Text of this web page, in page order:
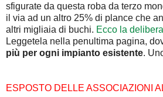
sfigurate da questa roba da terzo
il via ad un altro 25% di plance che
altri migliaia di buchi. Ecco la
Leggetela nella penultima pagina,
più per ogni impianto esistente.
ESPOSTO DELLE ASSOCIAZIONI